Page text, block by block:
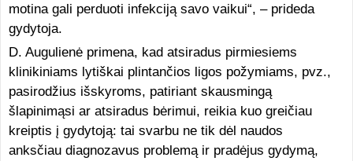
motina gali perduoti infekciją savo vaikui“, – prideda
gydytoja.
D. Augulienė primena, kad atsiradus pirmiesiems
klinikiniams lytiškai plintančios ligos požymiams, pvz.,
pasirodžius išskyroms, patiriant skausmingą
šlapinimąsi ar atsiradus bėrimui, reikia kuo greičiau
kreiptis į gydytoją: tai svarbu ne tik dėl naudos
anksčiau diagnozavus problemą ir pradėjus gydymą,